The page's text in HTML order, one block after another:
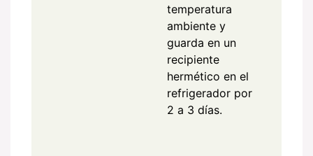
temperatura
ambiente y
guarda en un
recipiente
hermético en el
refrigerador por
2 a 3 días.